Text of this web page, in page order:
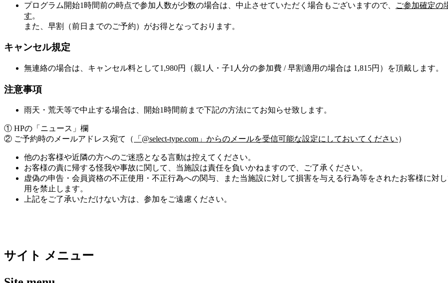
プログラム開始1時間前の時点で参加人数が少数の場合は、中止させていただく場合もございますので、
ご参加確定の
す。
また、 早割（前日までのご予約）がお得となっております。
キャンセル規定
無連絡の場合は、キャンセル料として1,980円（親1人・子1人分の参加費 / 早割適用の場合は 1,815円）を頂戴します。
注意事項
雨天・荒天等で中止する場合は、開始1時間前まで下記の方法にてお知らせ致します。
① HPの「ニュース」欄
② ご予約時のメールアドレス宛て（
「@select-type.com」からのメールを受信可能な設定にしておいてください）
他のお客様や近隣の方へのご迷惑となる言動は控えてください。
お客様の責に帰する怪我や事故に関して、当施設は責任を負いかねますので、ご了承ください。
虚偽の申告・会員資格の不正使用・不正行為への関与、また当施設に対して損害を与える行為等をされたお客様に対
用を禁止します。
上記をご了承いただけない方は、参加をご遠慮ください。
サイト メニュー